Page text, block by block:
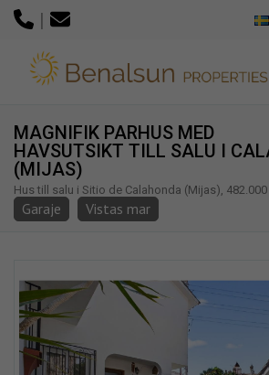
|
MAGNIFIK PARHUS MED
HAVSUTSIKT TILL SALU I
(MIJAS)
Hus till salu i Sitio de Calahonda (Mijas), 482.000
Garaje Vistas mar